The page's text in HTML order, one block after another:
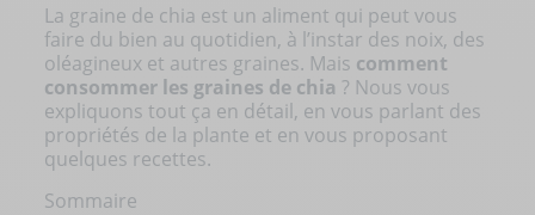
La graine de chia est un aliment qui peut vous
faire du bien au quotidien, à l’instar des noix, des
oléagineux et autres graines. Mais comment
consommer les graines de chia ? Nous vous
expliquons tout ça en détail, en vous parlant des
propriétés de la plante et en vous proposant
quelques recettes.
Sommaire